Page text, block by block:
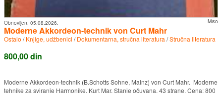
Miso
Obnovljen: 05.08.2026.
Moderne Akkordeon-technik von Curt Mahr
Ostalo /Knjige, udžbenici /Dokumentarna, stručna literatura /Stručna literatura
800,00 din
Moderne Akkordeon-technik (B.Schotts Sohne, Mainz) von Curt Mahr. Moderne
tehnike za sviranje Harmonike, Kurt Mar. Stanje očuvana. 43 strane. Cena: 800